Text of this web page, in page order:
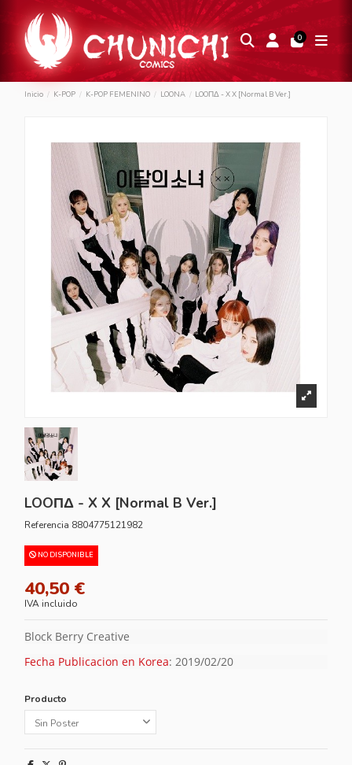
0
Inicio K-POP K-POP FEMENINO LOONA LOOΠΔ - X X [Normal B Ver.]
LOOΠΔ - X X [Normal B Ver.]
Referencia 8804775121982
NO DISPONIBLE
40,50 €
IVA incluido
Block Berry Creative
Fecha Publicacion en Korea: 2019/02/20
Producto